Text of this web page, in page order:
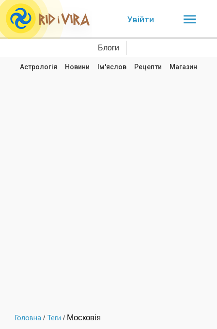
Увійти
Блоги
Астрологія Новини Ім'яслов Рецепти Магазин
Головна / Теги / Московія